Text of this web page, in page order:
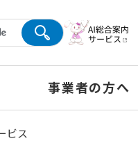
事業者の方へ
ビス